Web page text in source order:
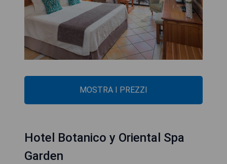
MOSTRA I PREZZI
Hotel Botanico y Oriental Spa
Garden